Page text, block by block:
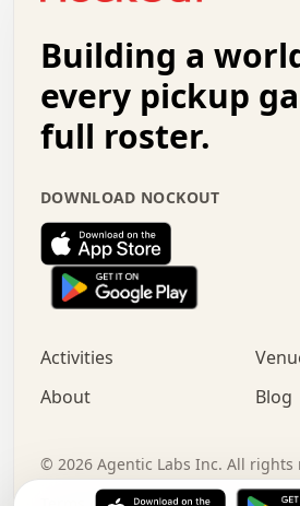
.   .   .   .   .   .   .   .
.   .   .   .   +   .   .   .
.   :   .   .   .   .   .   .
.   .   x   .   .   .   .   .
.   .   .   .   :   .   .   .
.   .   .   .   .   .   .   :
.   .   .   .   .   .   .   +
.   .   .   .   .   :   +   .
.   .   .   .   .   .   .   .
.   .   :   o   .   .   .   .
.   o   .   .   .   .   x   .
+   .   o   .   .   .   .
.   +   .   .   .   .   .   .
.   .   .   .   .   .   .   .   .
Building a
every pickup
full roster.
DOWNLOAD NOCKOUT
Activities
About
Blog
© 2026 Agentic Labs Inc. All rights